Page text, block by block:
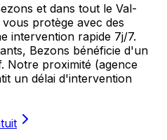
et dans tout le Val-
protège avec des
intervention rapide 7j/7.
Bezons bénéficie d'un
Notre proximité (agence
un délai d'intervention